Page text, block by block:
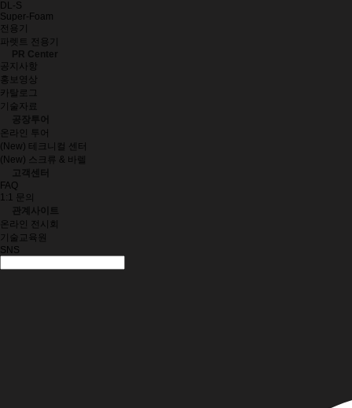
DL-S
Super-Foam
전용기
파렛트 전용기
PR Center
공지사항
홍보영상
카탈로그
기술자료
공장투어
온라인 투어
(New) 테크니컬 센터
(New) 스크류 & 바렐
고객센터
FAQ
1:1 문의
관계사이트
온라인 전시회
기술교육원
SNS